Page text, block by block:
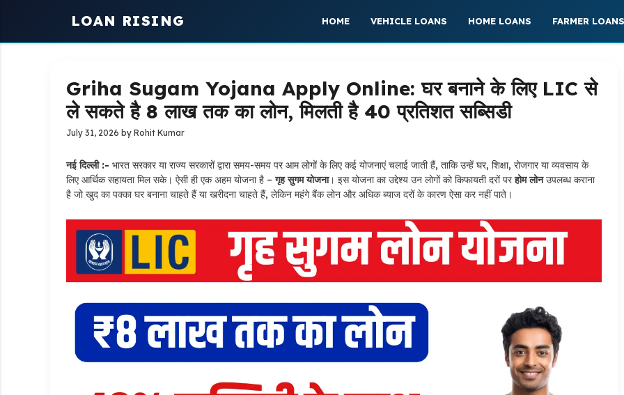
LOAN RISING HOME VEHICLE LOANS HOME LOANS FARMER LOANS
Griha Sugam Yojana Apply Online: घर बनाने के लिए LIC से
ले सकते है 8 लाख तक का लोन, मिलती है 40 प्रतिशत सब्सिडी
July 31, 2026 by Rohit Kumar
नई दिल्ली :- भारत सरकार या राज्य सरकारों द्वारा समय-समय पर आम लोगों के लिए कई योजनाएं चलाई जाती हैं, ताकि उन्हें घर, शिक्षा, रोजगार या व्यवसाय के
लिए आर्थिक सहायता मिल सके। ऐसी ही एक अहम योजना है –गृह सुगम योजना। इस योजना का उद्देश्य उन लोगों को किफायती दरों परहोम लोनउपलब्ध कराना
है जो खुद का पक्का घर बनाना चाहते हैं या खरीदना चाहते हैं, लेकिन महंगे बैंक लोन और अधिक ब्याज दरों के कारण ऐसा कर नहीं पाते।